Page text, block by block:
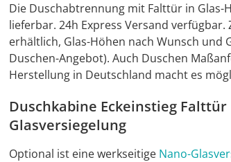
Die Duschabtrennung mit Falttür in Glas-
lieferbar. 24h Express Versand
erhältlich, Glas-Höhen nach Wunsch und
Duschen-Angebot). Auch Duschen
Herstellung in Deutschland macht es
Duschkabine Eckeinstieg
Glasversiegelung
Optional ist eine werkseitige Nano-